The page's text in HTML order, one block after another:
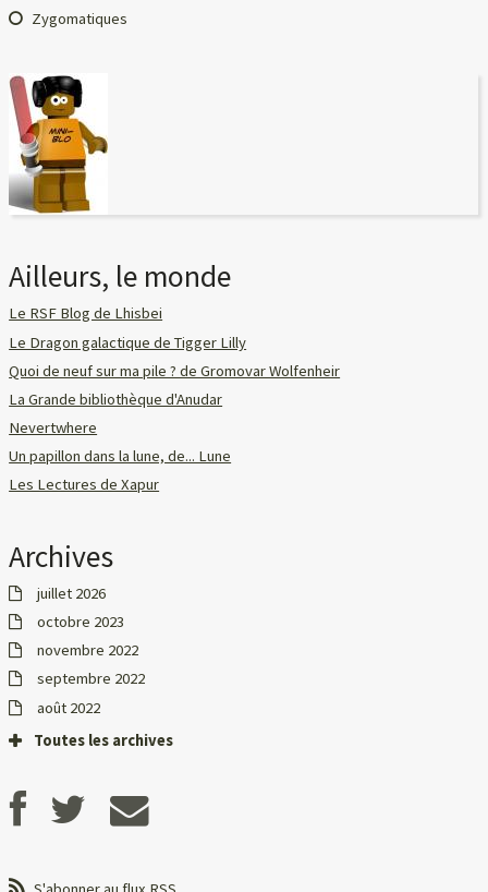
Zygomatiques
Ailleurs, le monde
Le RSF Blog de Lhisbei
Le Dragon galactique de Tigger Lilly
Quoi de neuf sur ma pile ? de Gromovar Wolfenheir
La Grande bibliothèque d'Anudar
Nevertwhere
Un papillon dans la lune, de... Lune
Les Lectures de Xapur
Archives
juillet 2026
octobre 2023
novembre 2022
septembre 2022
août 2022
Toutes les archives